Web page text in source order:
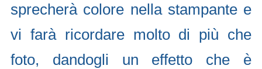
sprecherà colore nella stampante e
vi farà ricordare molto di più che
foto, dandogli un effetto che è